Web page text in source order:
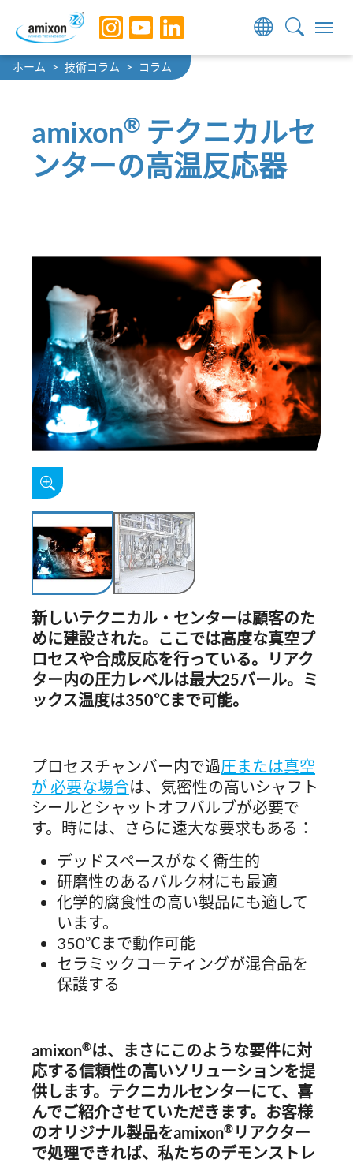
Skip to main navigation
Skip to main content
Skip to page footer
You are here:
ホーム 技術コラム コラム
amixon® テクニカルセ
ンターの高温反応器
新しいテクニカル・センターは顧客のた
めに建設された。ここでは高度な真空プ
ロセスや合成反応を行っている。リアク
ター内の圧力レベルは最大25バール。ミ
ックス温度は350℃まで可能。
プロセスチャンバー内で過圧または真空
が 必要な場合は、気密性の高いシャフト
シールとシャットオフバルブが必要で
す。時には、さらに遠大な要求もある：
デッドスペースがなく衛生的
研磨性のあるバルク材にも最適
化学的腐食性の高い製品にも適して
います。
350℃まで動作可能
セラミックコーティングが混合品を
保護する
amixon®は、まさにこのような要件に対
応する信頼性の高いソリューションを提
供します。テクニカルセンターにて、喜
んでご紹介させていただきます。お客様
のオリジナル製品をamixon® リアクター
で処理できれば、私たちのデモンストレ